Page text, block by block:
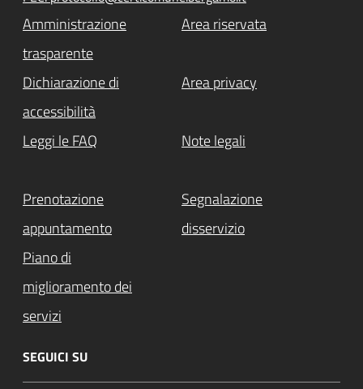
Amministrazione
trasparente
Area riservata
Dichiarazione di
accessibilità
Area privacy
Leggi le FAQ Note legali
Prenotazione
appuntamento
Segnalazione
disservizio
Piano di
miglioramento dei
servizi
SEGUICI SU